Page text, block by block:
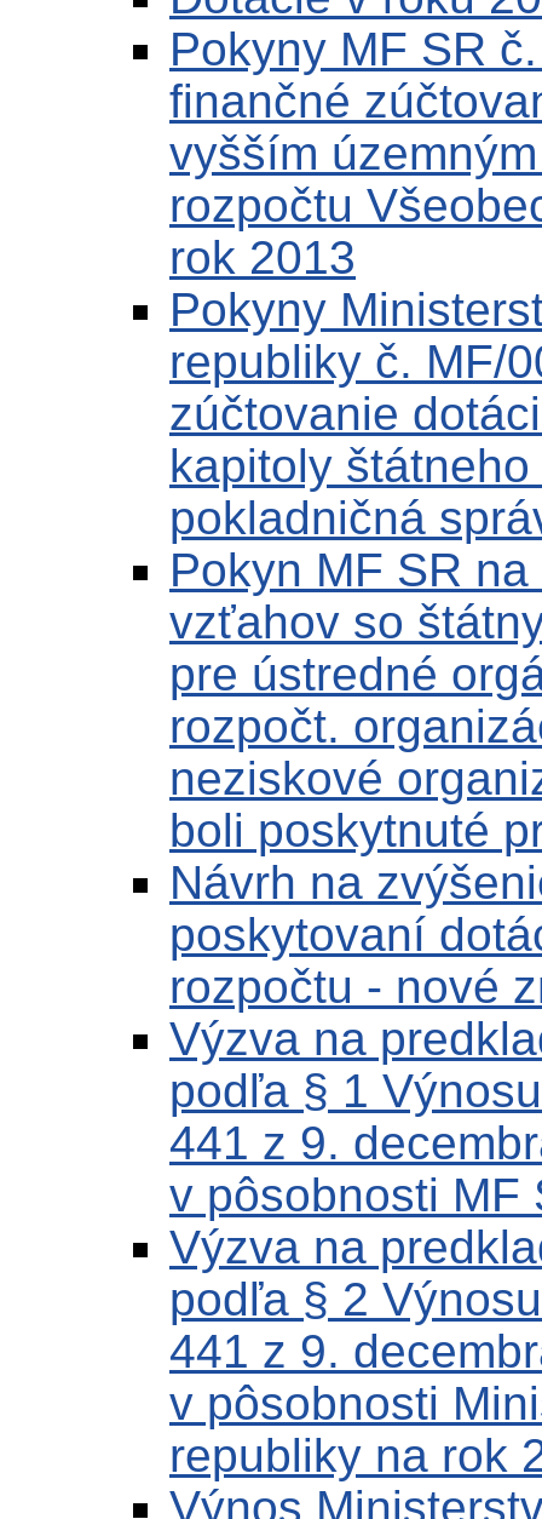
Pokyny MF SR
finančné
vyšším
rozpočtu
rok 2013
Pokyny
republiky č. MF/
zúčtovanie
kapitoly
pokladničná
Pokyn MF SR
vzťahov so
pre ústredné
rozpočt.
neziskové
boli poskytnuté
Návrh na
poskytovaní
rozpočtu - nové
Výzva na
podľa § 1
441 z 9.
v pôsobnosti MF
Výzva na
podľa § 2
441 z 9.
v pôsobnosti
republiky na rok
Výnos